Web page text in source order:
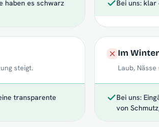
haben es schwarz
Bei uns:
steigt.
transparente
Im
Laub,
Bei uns:
von